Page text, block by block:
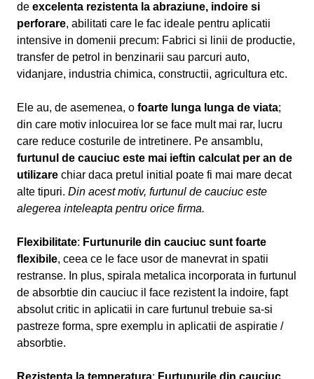
de excelenta rezistenta la abraziune, indoire si
perforare, abilitati care le fac ideale pentru aplicatii
intensive in domenii precum: Fabrici si linii de productie,
transfer de petrol in benzinarii sau parcuri auto,
vidanjare, industria chimica, constructii, agricultura etc.
Ele au, de asemenea, o foarte lunga lunga de viata;
din care motiv inlocuirea lor se face mult mai rar, lucru
care reduce costurile de intretinere. Pe ansamblu,
furtunul de cauciuc este mai ieftin calculat per an de
utilizare chiar daca pretul initial poate fi mai mare decat
alte tipuri. Din acest motiv, furtunul de cauciuc este
alegerea inteleapta pentru orice firma.
Flexibilitate: Furtunurile din cauciuc sunt foarte
flexibile, ceea ce le face usor de manevrat in spatii
restranse. In plus, spirala metalica incorporata in furtunul
de absorbtie din cauciuc il face rezistent la indoire, fapt
absolut critic in aplicatii in care furtunul trebuie sa-si
pastreze forma, spre exemplu in aplicatii de aspiratie /
absorbtie.